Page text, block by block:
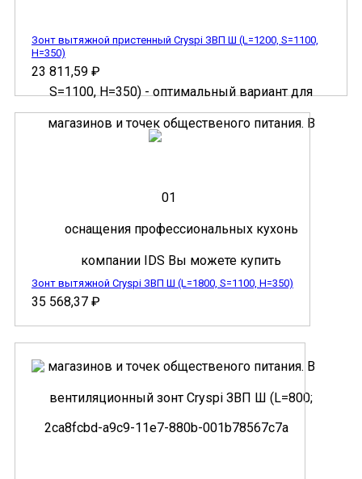
Зонт вытяжной пристенный Cryspi ЗВП Ш (L=1200, S=1100,
H=350)
23 811,59 ₽
Зонт вытяжной Cryspi ЗВП Ш (L=1800, S=1100, H=350)
35 568,37 ₽